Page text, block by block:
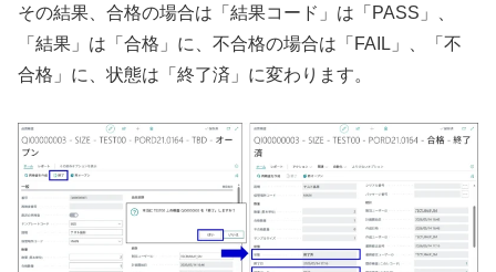
その結果、合格の場合は「結果コード」は「PASS」、
「結果」は「合格」に、不合格の場合は「FAIL」、「不
合格」に、状態は「終了済」に変わります。